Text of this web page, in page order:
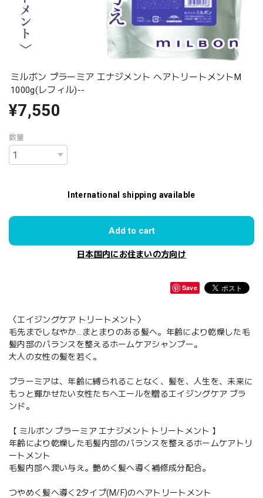
ミルボン プラーミア エナジメント ヘアトリートメントM
1000g(レフィル)--
¥7,550
数量
International shipping available
Add to cart
日本国内にお住まいの方向け
Save
〈エイジングケア トリートメント〉
毛先までしなやか...まとまりのある髪へ。年齢により乾燥した毛
髪内部のバランスを整えるホームケアシャンプー。
大人の女性の髪を若く。
プラーミアは、年齢に縛られることなく、髪を、人生を、未来に
もっと輝かせたい女性たちへエールを贈るエイジングケア ブラ
ンド。
【 ミルボン プラーミア エナジメント トリートメント 】
年齢により乾燥した毛髪内部のバランスを整えるホームケアトリ
ートメント
毛髪内部へ潤い与え。艶めく髪へ導く補修成分配合。
つやめく髪へ導く2タイプ(M/F)のヘアトリートメント